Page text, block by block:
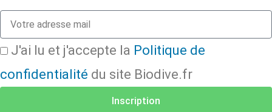
J'ai lu et j'accepte la Politique de
confidentialité du site Biodive.fr
Inscription